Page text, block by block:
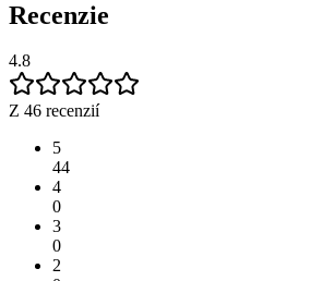
Recenzie
4.8
Z 46 recenzií
5
44
4
0
3
0
2